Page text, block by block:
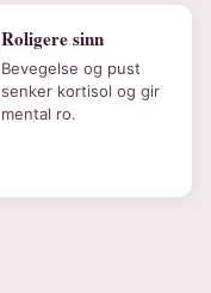
Roligere sinn
Bevegelse og pust
senker kortisol og gir
mental ro.